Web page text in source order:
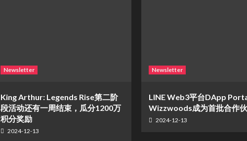
Newsletter
King Arthur: Legends Rise第二阶
段活动还有一周结束，瓜分1200万
积分奖励
2024-12-13
Newsletter
LINE Web3平台DApp
Wizzwoods成为首批合作
2024-12-13